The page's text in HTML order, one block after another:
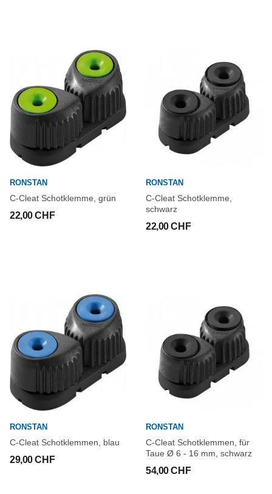
RONSTAN
C-Cleat Schotklemme, grün
22,00 CHF
RONSTAN
C-Cleat Schotklemme,
schwarz
22,00 CHF
RONSTAN
C-Cleat Schotklemmen, blau
29,00 CHF
RONSTAN
C-Cleat Schotklemmen, für
Taue Ø 6 - 16 mm, schwarz
54,00 CHF